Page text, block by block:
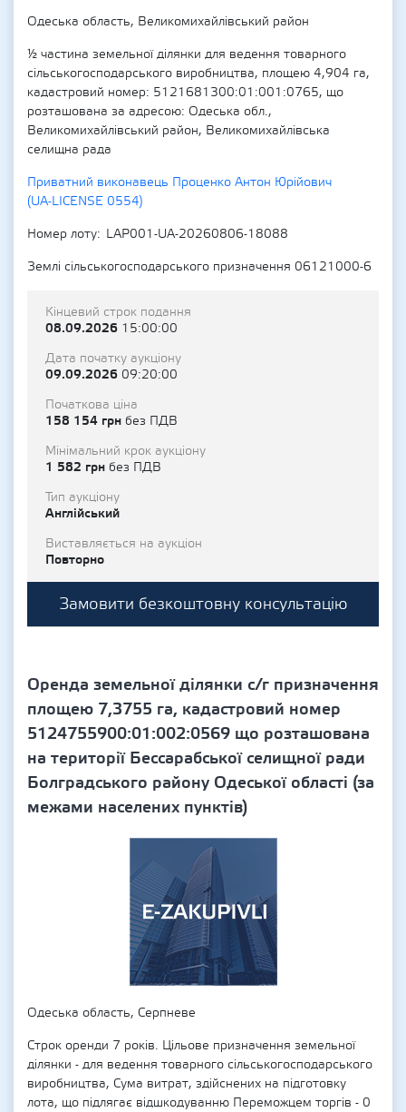
Одеська область, Великомихайлівський район
½ частина земельної ділянки для ведення товарного
сільськогосподарського виробництва, площею 4,904 га,
кадастровий номер: 5121681300:01:001:0765, що
розташована за адресою: Одеська обл.,
Великомихайлівський район, Великомихайлівська
селищна рада
Приватний виконавець Проценко Антон Юрійович
(UA-LICENSE 0554)
Номер лоту
LAP001-UA-20260806-18088
Землі сільськогосподарського призначення 06121000-6
Кінцевий строк подання
08.09.2026 15:00:00
Дата початку аукціону
09.09.2026 09:20:00
Початкова ціна
158 154 грн без ПДВ
Мінімальний крок аукціону
1 582 грн без ПДВ
Тип аукціону
Англійський
Виставляється на аукціон
Повторно
Замовити безкоштовну консультацію
Оренда земельної ділянки с/г призначення
площею 7,3755 га, кадастровий номер
5124755900:01:002:0569 що розташована
на території Бессарабської селищної ради
Болградського району Одеської області (за
межами населених пунктів)
Одеська область, Серпневе
Строк оренди 7 років. Цільове призначення земельної
ділянки - для ведення товарного сільськогосподарського
виробництва, Сума витрат, здійснених на підготовку
лота, що підлягає відшкодуванню Переможцем торгів - 0